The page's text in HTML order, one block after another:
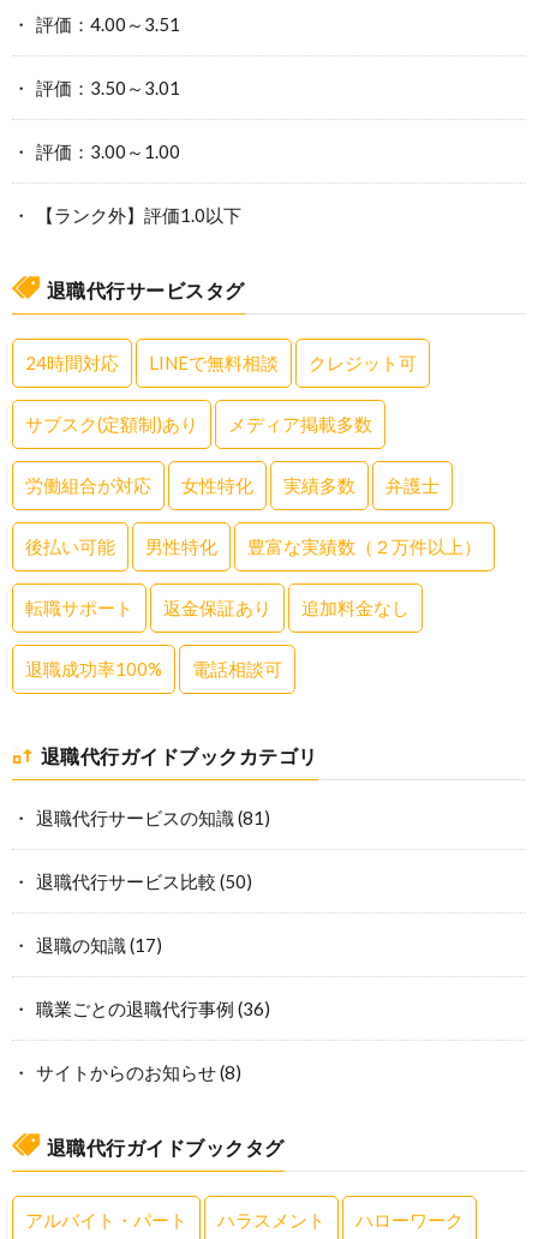
評価：4.00～3.51
評価：3.50～3.01
評価：3.00～1.00
【ランク外】評価1.0以下
退職代行サービスタグ
24時間対応 LINEで無料相談 クレジット可
サブスク(定額制)あり メディア掲載多数
労働組合が対応 女性特化 実績多数 弁護士
後払い可能 男性特化 豊富な実績数（２万件以上）
転職サポート 返金保証あり 追加料金なし
退職成功率100% 電話相談可
退職代行ガイドブックカテゴリ
退職代行サービスの知識(81)
退職代行サービス比較 (50)
退職の知識(17)
職業ごとの退職代行事例 (36)
サイトからのお知らせ(8)
退職代行ガイドブックタグ
アルバイト・パート ハラスメント ハローワーク